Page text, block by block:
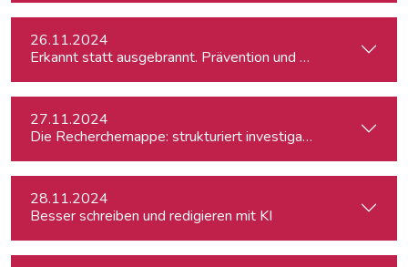
26.11.2024
Erkannt statt ausgebrannt. Prävention und Erste-Hilfe bei
27.11.2024
Die Recherchemappe: strukturiert investigativ arbeiten,
28.11.2024
Besser schreiben und redigieren mit KI